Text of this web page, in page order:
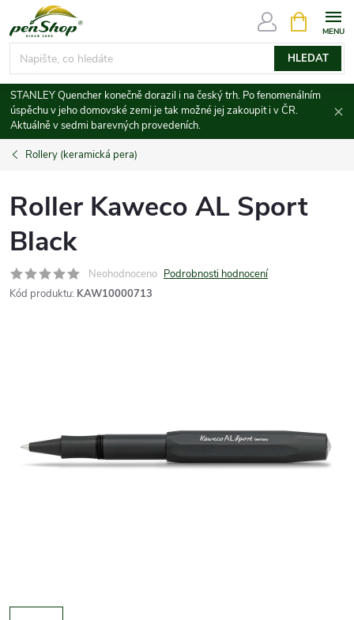
na
obsah
HLEDAT
NÁKUPNÍ
KOŠÍK
STANLEY Quencher konečně dorazil i na český trh. Po fenomenálním
úspěchu v jeho domovské zemi je tak možné jej zakoupit i v ČR.
Aktuálně v sedmi barevných provedeních.
Rollery (keramická pera)
Roller Kaweco AL Sport
Black
Neohodnoceno Podrobnosti hodnocení
Kód produktu: KAW10000713